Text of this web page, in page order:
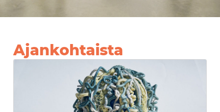
Ajankohtaista